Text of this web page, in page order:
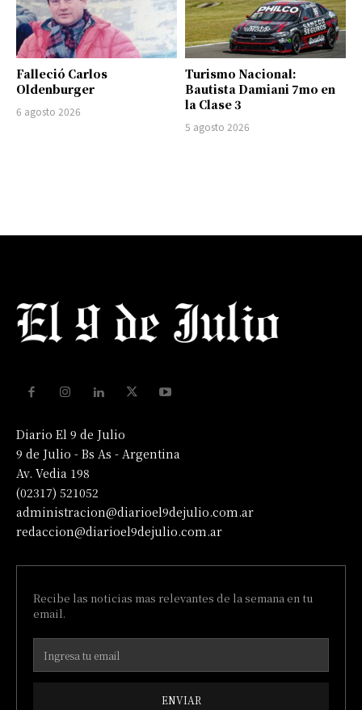
Falleció Carlos
Oldenburger
6 agosto 2026
Turismo Nacional:
Bautista Damiani 7mo en
la Clase 3
5 agosto 2026
Diario El 9 de Julio
9 de Julio - Bs As - Argentina
Av. Vedia 198
(02317) 521052
administracion@diarioel9dejulio.com.ar
redaccion@diarioel9dejulio.com.ar
Recibe las noticias mas relevantes de la semana en tu
email.
ENVIAR